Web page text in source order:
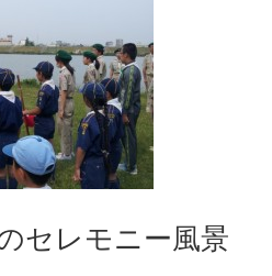
セレモニー風景